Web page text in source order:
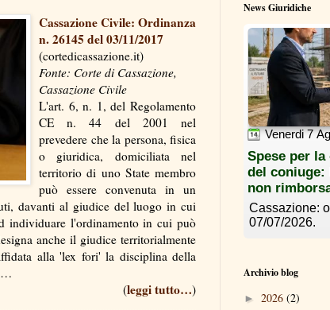
Cassazione Civile: Ordinanza
n. 26145 del 03/11/2017
(cortedicassazione.it)
Fonte: Corte di Cassazione,
Cassazione Civile
L'art. 6, n. 1, del Regolamento
CE n. 44 del 2001 nel
prevedere che la persona, fisica
o giuridica, domiciliata nel
territorio di uno State membro
può essere convenuta in un
davanti al giudice del luogo in cui
individuare l'ordinamento in cui può
anche il giudice territorialmente
alla 'lex fori' la disciplina della
…
(leggi tutto…)
News Giuridiche
Archivio blog
► 2026 (2)